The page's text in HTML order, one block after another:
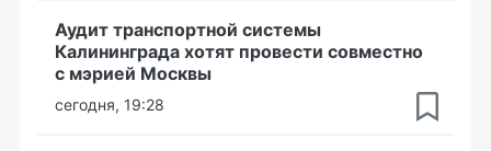
Аудит транспортной системы
Калининграда хотят провести совместно
с мэрией Москвы
сегодня, 19:28